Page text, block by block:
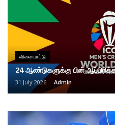
விளையாட்டு
24 ஆண்டுகளுக்கு பின்
31 July 2026 Admin